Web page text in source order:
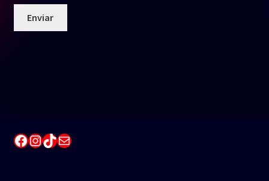
Enviar
Facebook
Instagram
TikTok
Correo electrónico